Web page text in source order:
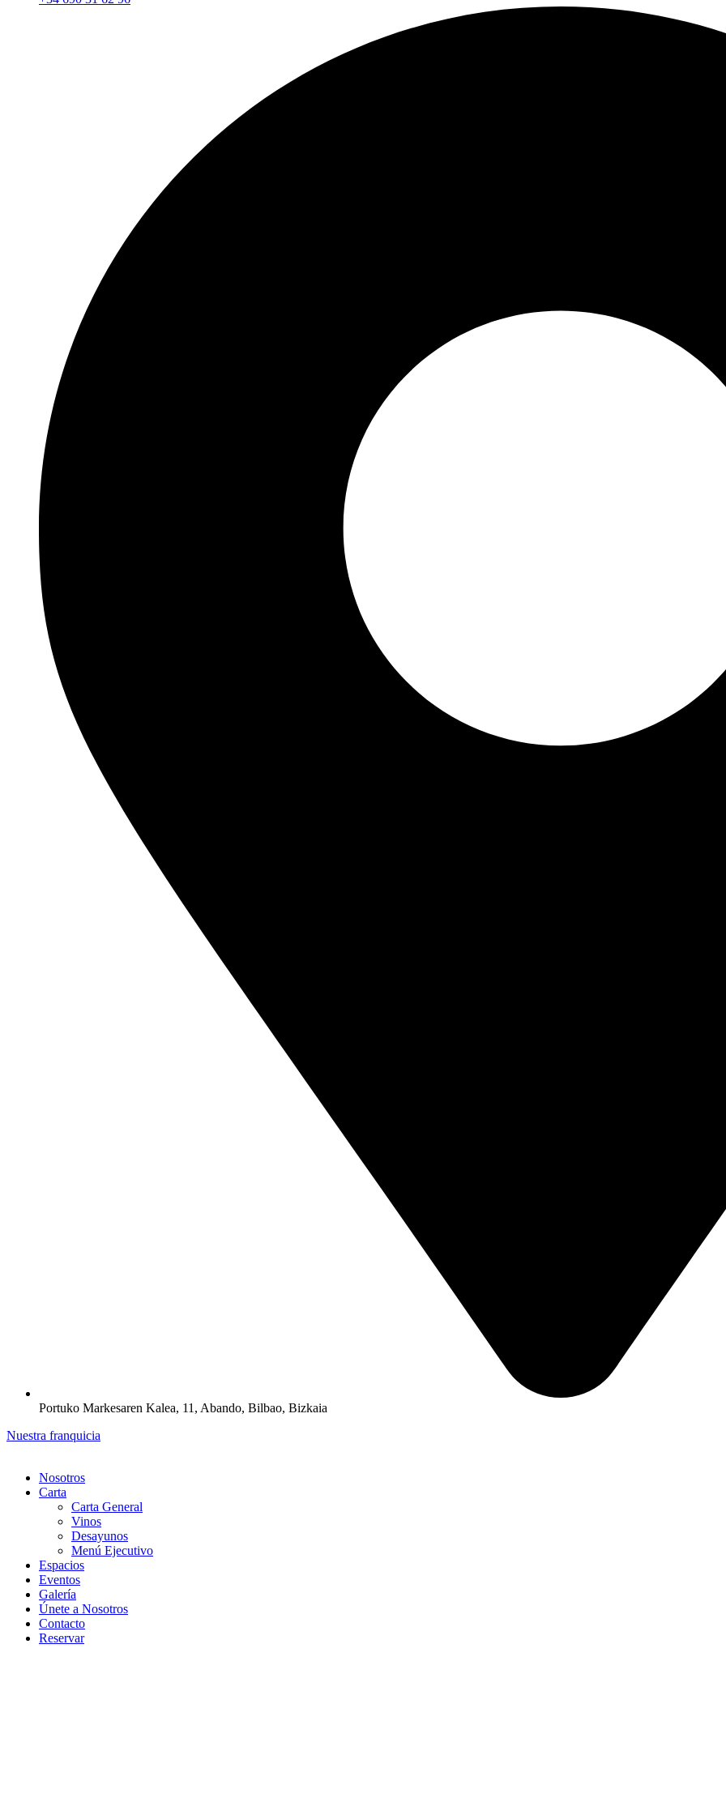
Portuko Markesaren Kalea, 11, Abando, Bilbao, Bizkaia
Nuestra franquicia
Nosotros
Carta
Carta General
Vinos
Desayunos
Menú Ejecutivo
Espacios
Eventos
Galería
Únete a Nosotros
Contacto
Reservar